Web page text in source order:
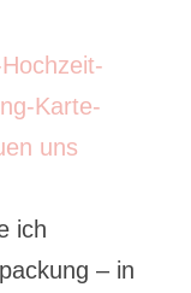
ich
– in